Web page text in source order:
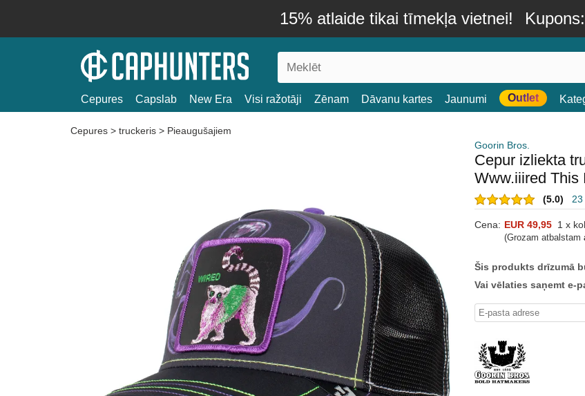
15% atlaide tikai tīmekļa vietnei! Kupons:
Cepures Capslab New Era Visi ražotāji Zēnam Dāvanu kartes Jaunumi Outlet
Cepures > truckeris > Pieaugušajiem
Goorin Bros.
Cepur izliekta
Www.iiired This
(5.0)
Cena: EUR 49,95 1 x
(Grozam atbalstam
Šis produkts drīzumā
Vai vēlaties saņemt e-